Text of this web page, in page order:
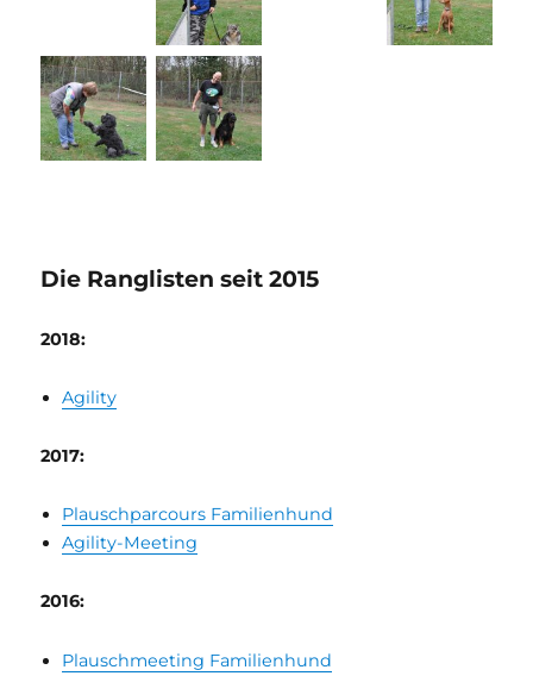
Die Ranglisten seit 2015
2018:
Agility
2017:
Plauschparcours Familienhund
Agility-Meeting
2016:
Plauschmeeting Familienhund